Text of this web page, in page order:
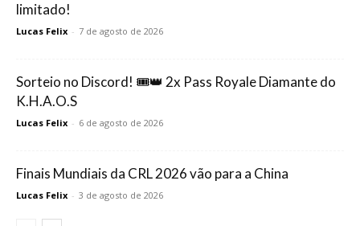
limitado!
Lucas Felix - 7 de agosto de 2026
Sorteio no Discord! 🎟️👑 2x Pass Royale Diamante do
K.H.A.O.S
Lucas Felix - 6 de agosto de 2026
Finais Mundiais da CRL 2026 vão para a China
Lucas Felix - 3 de agosto de 2026